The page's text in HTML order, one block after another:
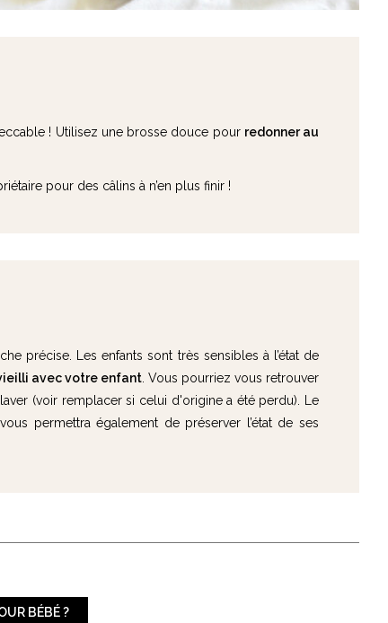
! Utilisez une brosse douce pour redonner au
pour des câlins à n’en plus finir !
précise. Les enfants sont très sensibles à l’état de
avec votre enfant. Vous pourriez vous retrouver
(voir remplacer si celui d'origine a été perdu). Le
vous permettra également de préserver l’état de ses
BÉBÉ ?